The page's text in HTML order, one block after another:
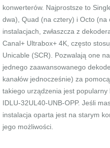
konwerterów. Najprostsze to
dwa), Quad (na cztery) i Octo (na
instalacjach, zwłaszcza z
Canal+ Ultrabox+ 4K, często
Unicable (SCR). Pozwalają one
jednego zaawansowanego
kanałów jednocześnie) za
takiego urządzenia jest
IDLU-32UL40-UNB-OPP. Jeśli
instalacja oparta jest na starym
jego możliwości.